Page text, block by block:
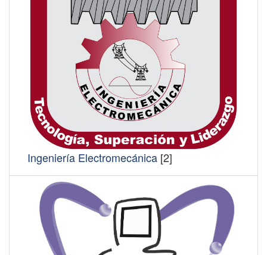
Ingeniería Electromecánica [2]